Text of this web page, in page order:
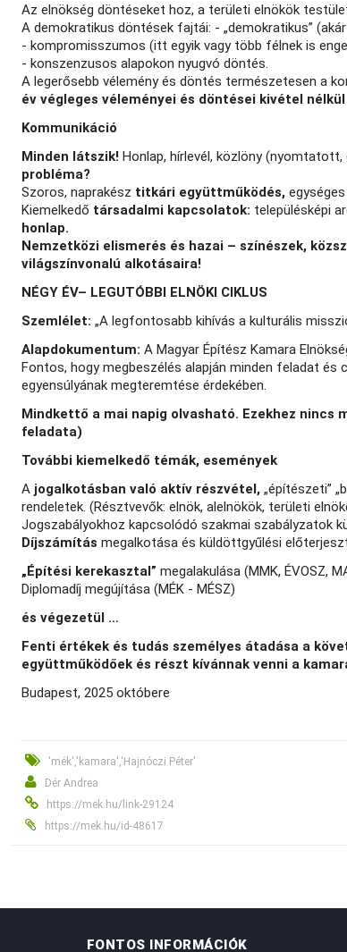
Az elnökség döntéseket hoz, a területi elnökök
A demokratikus döntések fajtái: - „demokratikus”
- kompromisszumos (itt egyik vagy több félnek is
- konszenzusos alapokon nyugvó döntés.
A legerősebb vélemény és döntés természetesen a
év végleges véleményei és döntései kivétel
Kommunikáció
Minden látszik!Honlap, hírlevél, közlöny
probléma?
Szoros, naprakész titkári együttműködés,
Kiemelkedő társadalmi kapcsolatok: településképi
honlap.
Nemzetközi elismerés és hazai – színészek,
világszínvonalú alkotásaira!
NÉGY ÉV– LEGUTÓBBI ELNÖKI CIKLUS
Szemlélet:„A legfontosabb kihívás a kulturális
Alapdokumentum:A Magyar Építész Kamara
Fontos, hogy megbeszélés alapján minden feladat és
egyensúlyának megteremtése érdekében.
Mindkettő a mai napig olvasható. Ezekhez
feladata)
További kiemelkedő témák, események
A jogalkotásban való aktív részvétel,„építészeti”
rendeletek. (Résztvevők: elnök, alelnökök, területi
Jogszabályokhoz kapcsolódó szakmai szabályzatok
Díjszámításmegalkotása és küldöttgyűlési
„Építési kerekasztal”megalakulása (MMK, ÉVOSZ,
Diplomadíj megújítása (MÉK - MÉSZ)
és végezetül …
Fenti értékek és tudás személyes átadása a
együttműködőek és részt kívánnak venni a
Budapest, 2025 októbere
'mék','kamara','Hajnóczi Péter'
Dér Andrea
https://mek.hu/link-29124
https://mek.hu/id-48617
FONTOS INFORMÁCIÓK